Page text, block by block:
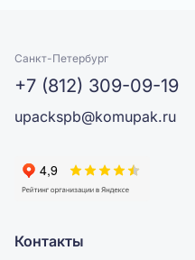
Санкт-Петербург
+7 (812) 309-09-19
upackspb@komupak.ru
Контакты